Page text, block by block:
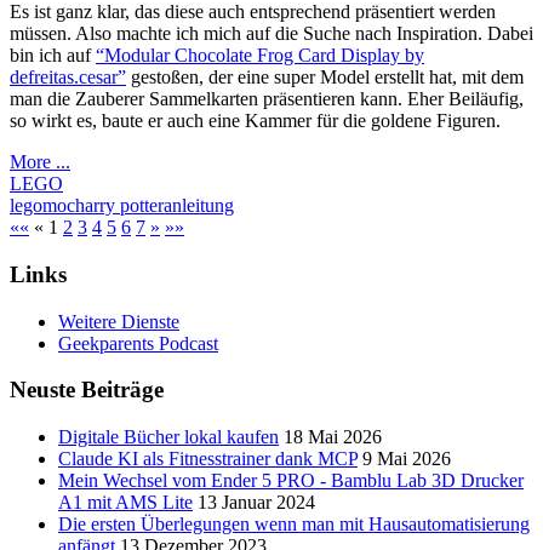
Es ist ganz klar, das diese auch entsprechend präsentiert werden
müssen. Also machte ich mich auf die Suche nach Inspiration. Dabei
bin ich auf“Modular Chocolate Frog Card Display by
defreitas.cesar” gestoßen, der eine super Model erstellt hat, mit dem
man die Zauberer Sammelkarten präsentieren kann. Eher Beiläufig,
so wirkt es, baute er auch eine Kammer für die goldene Figuren.
More ...
LEGO
legomocharry potteranleitung
«« « 1 2 3 4 5 6 7 » »»
Links
Weitere Dienste
Geekparents Podcast
Neuste Beiträge
Digitale Bücher lokal kaufen 18 Mai 2026
Claude KI als Fitnesstrainer dank MCP 9 Mai 2026
Mein Wechsel vom Ender 5 PRO - Bamblu Lab 3D Drucker
A1 mit AMS Lite 13 Januar 2024
Die ersten Überlegungen wenn man mit Hausautomatisierung
anfängt 13 Dezember 2023